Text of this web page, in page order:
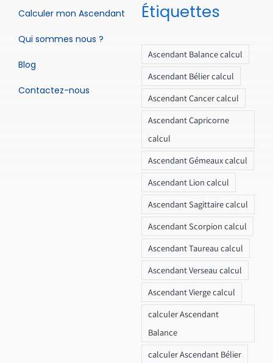
Calculer mon Ascendant
Qui sommes nous ?
Blog
Contactez-nous
Étiquettes
Ascendant Balance calcul
Ascendant Bélier calcul
Ascendant Cancer calcul
Ascendant Capricorne
calcul
Ascendant Gémeaux calcul
Ascendant Lion calcul
Ascendant Sagittaire calcul
Ascendant Scorpion calcul
Ascendant Taureau calcul
Ascendant Verseau calcul
Ascendant Vierge calcul
calculer Ascendant
Balance
calculer Ascendant Bélier